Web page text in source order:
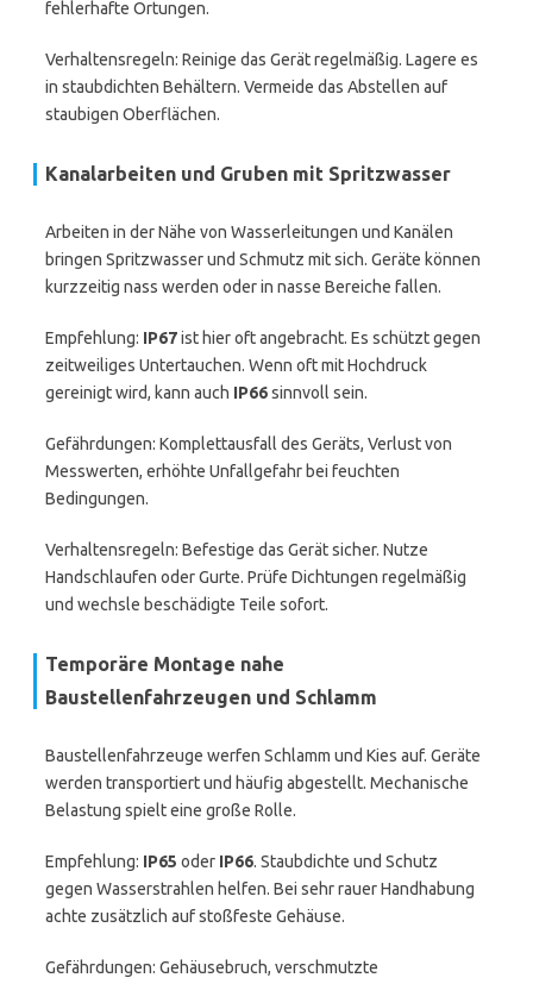
fehlerhafte Ortungen.
Verhaltensregeln: Reinige das Gerät regelmäßig. Lagere es
in staubdichten Behältern. Vermeide das Abstellen auf
staubigen Oberflächen.
Kanalarbeiten und Gruben mit Spritzwasser
Arbeiten in der Nähe von Wasserleitungen und Kanälen
bringen Spritzwasser und Schmutz mit sich. Geräte können
kurzzeitig nass werden oder in nasse Bereiche fallen.
Empfehlung: IP67ist hier oft angebracht. Es schützt gegen
zeitweiliges Untertauchen. Wenn oft mit Hochdruck
gereinigt wird, kann auch IP66sinnvoll sein.
Gefährdungen: Komplettausfall des Geräts, Verlust von
Messwerten, erhöhte Unfallgefahr bei feuchten
Bedingungen.
Verhaltensregeln: Befestige das Gerät sicher. Nutze
Handschlaufen oder Gurte. Prüfe Dichtungen regelmäßig
und wechsle beschädigte Teile sofort.
Temporäre Montage nahe
Baustellenfahrzeugen und Schlamm
Baustellenfahrzeuge werfen Schlamm und Kies auf. Geräte
werden transportiert und häufig abgestellt. Mechanische
Belastung spielt eine große Rolle.
Empfehlung: IP65 oder IP66. Staubdichte und Schutz
gegen Wasserstrahlen helfen. Bei sehr rauer Handhabung
achte zusätzlich auf stoßfeste Gehäuse.
Gefährdungen: Gehäusebruch, verschmutzte